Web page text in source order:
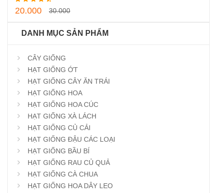
20.000 30.000
DANH MỤC SẢN PHẨM
CÂY GIỐNG
HẠT GIỐNG ỚT
HẠT GIỐNG CÂY ĂN TRÁI
HẠT GIỐNG HOA
HẠT GIỐNG HOA CÚC
HẠT GIỐNG XÀ LÁCH
HẠT GIỐNG CỦ CẢI
HẠT GIỐNG ĐẬU CÁC LOẠI
HẠT GIỐNG BẦU BÍ
HẠT GIỐNG RAU CỦ QUẢ
HẠT GIỐNG CÀ CHUA
HẠT GIỐNG HOA DÂY LEO